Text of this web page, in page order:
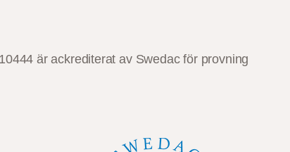
är ackrediterat av Swedac för provning